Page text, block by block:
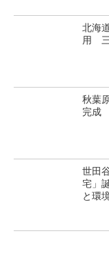
北海
用
秋葉
完成
世田
宅」
と環